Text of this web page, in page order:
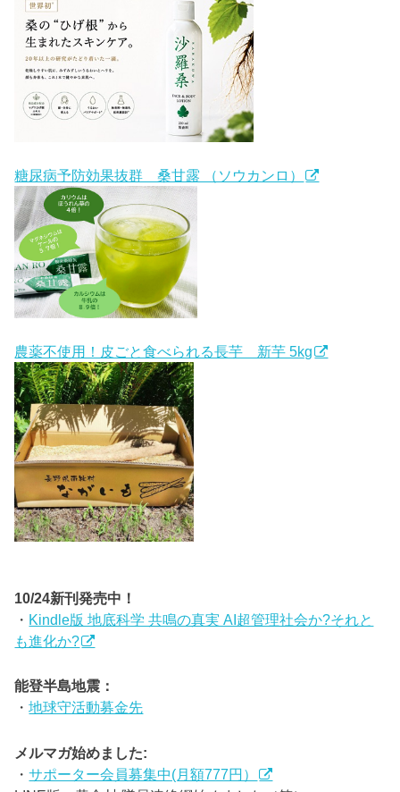
糖尿病予防効果抜群 桑甘露 （ソウカンロ）
農薬不使用！皮ごと食べられる長芋 新芋 5kg
10/24新刊発売中！
・ Kindle版 地底科学 共鳴の真実 AI超管理社会か?それと
も進化か?
能登半島地震：
・地球守活動募金先
メルマガ始めました:
・サポーター会員募集中(月額777円）